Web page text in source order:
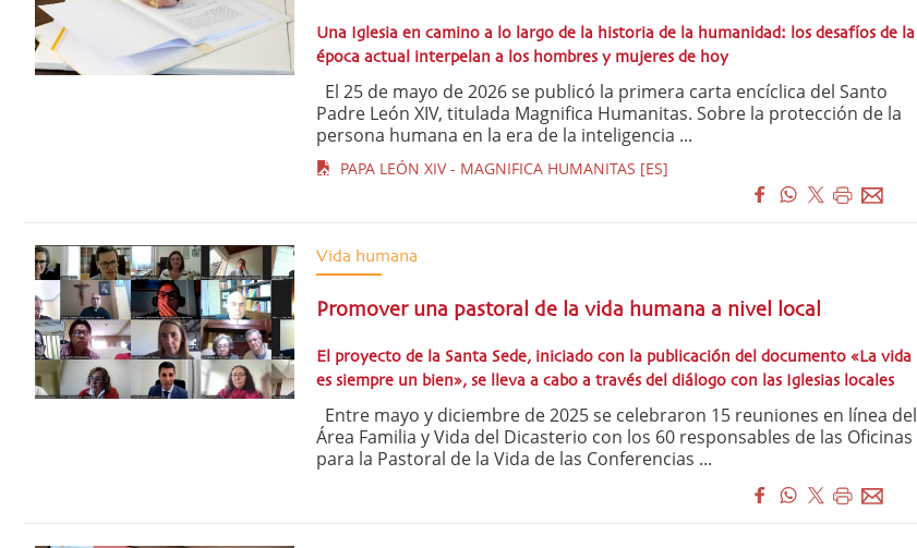
Una Iglesia en camino a lo largo de la historia de la humanidad: los desafíos de la
época actual interpelan a los hombres y mujeres de hoy
El 25 de mayo de 2026 se publicó la primera carta encíclica del Santo
Padre León XIV, titulada Magnifica Humanitas. Sobre la protección de la
persona humana en la era de la inteligencia ...
PAPA LEÓN XIV - MAGNIFICA HUMANITAS [ES]
Vida humana
Promover una pastoral de la vida humana a nivel local
El proyecto de la Santa Sede, iniciado con la publicación del documento «La vida
es siempre un bien», se lleva a cabo a través del diálogo con las Iglesias locales
Entre mayo y diciembre de 2025 se celebraron 15 reuniones en línea del
Área Familia y Vida del Dicasterio con los 60 responsables de las Oficinas
para la Pastoral de la Vida de las Conferencias ...